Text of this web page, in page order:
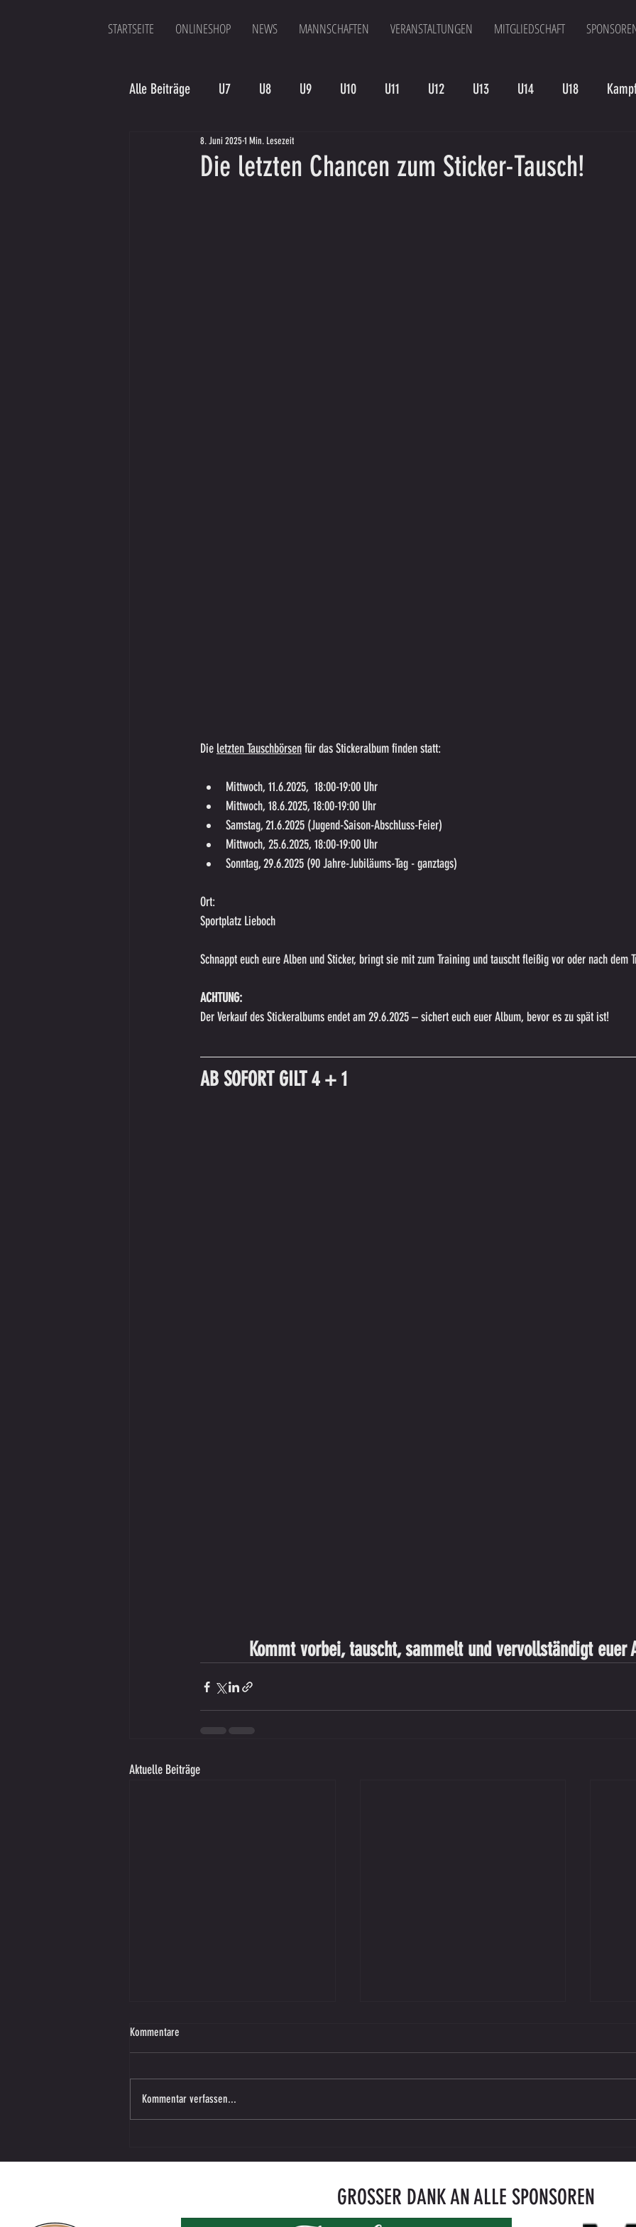
STARTSEITE ONLINESHOP NEWS MANNSCHAFTEN VERANSTALTUNGEN MITGLIEDSCHAFT
Alle Beiträge U7 U8 U9 U10 U11 U12 U13 U14 U18
Spielergebnis Veranstaltungen
Die letzten Chancen zum Sticker-Tausch!
8. Juni 20251 Min. Lesezeit
Die letzten Tauschbörsen für das Stickeralbum finden statt:
Mittwoch, 11.6.2025,  18:00-19:00 Uhr
Mittwoch, 18.6.2025, 18:00-19:00 Uhr
Samstag, 21.6.2025 (Jugend-Saison-Abschluss-Feier)
Mittwoch, 25.6.2025, 18:00-19:00 Uhr
Sonntag, 29.6.2025 (90 Jahre-Jubiläums-Tag - ganztags)
Ort:
Sportplatz Lieboch
Schnappt euch eure Alben und Sticker, bringt sie mit zum Training und tauscht fleißig vor oder nach dem
ACHTUNG:
Der Verkauf des Stickeralbums endet am 29.6.2025 – sichert euch euer Album, bevor es zu spät ist!
AB SOFORT GILT 4 + 1
Kommt vorbei, tauscht, sammelt und vervollständigt euer
Aktuelle Beiträge
Kommentare
Kommentar verfassen...
GROSSER DANK AN ALLE SPONSOREN